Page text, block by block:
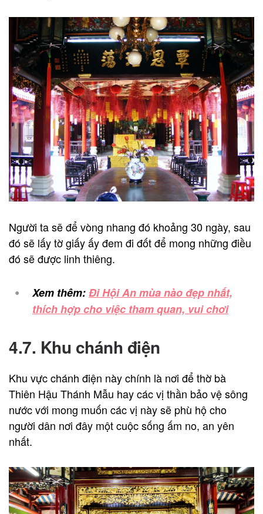
Người ta sẽ để vòng nhang đó khoảng 30 ngày, sau
đó sẽ lấy tờ giấy ấy đem đi đốt để mong những điều
đó sẽ được linh thiêng.
Xem thêm:Đi Hội An mùa nào đẹp nhất,
thích hợp cho việc tham quan, vui chơi
4.7. Khu chánh điện
Khu vực chánh điện này chính là nơi để thờ bà
Thiên Hậu Thánh Mẫu hay các vị thần bảo vệ sông
nước với mong muốn các vị này sẽ phù hộ cho
người dân nơi đây một cuộc sống ấm no, an yên
nhất.